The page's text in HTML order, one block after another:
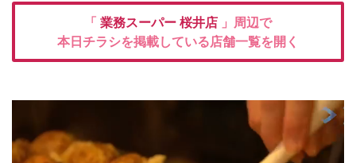
「 業務スーパー 桜井店 」周辺で
本日チラシを掲載している店舗一覧を開く